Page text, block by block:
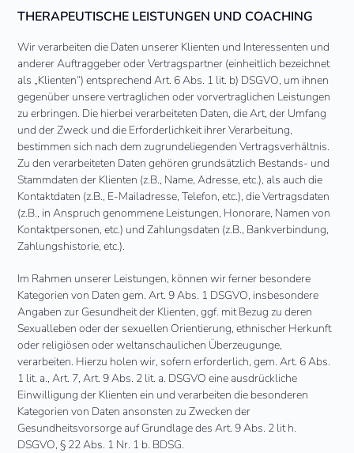
THERAPEUTISCHE LEISTUNGEN UND COACHING
Wir verarbeiten die Daten unserer Klienten und Interessenten und
anderer Auftraggeber oder Vertragspartner (einheitlich bezeichnet
als „Klienten“) entsprechend Art. 6 Abs. 1 lit. b) DSGVO, um ihnen
gegenüber unsere vertraglichen oder vorvertraglichen Leistungen
zu erbringen. Die hierbei verarbeiteten Daten, die Art, der Umfang
und der Zweck und die Erforderlichkeit ihrer Verarbeitung,
bestimmen sich nach dem zugrundeliegenden Vertragsverhältnis.
Zu den verarbeiteten Daten gehören grundsätzlich Bestands- und
Stammdaten der Klienten (z.B., Name, Adresse, etc.), als auch die
Kontaktdaten (z.B., E-Mailadresse, Telefon, etc.), die Vertragsdaten
(z.B., in Anspruch genommene Leistungen, Honorare, Namen von
Kontaktpersonen, etc.) und Zahlungsdaten (z.B., Bankverbindung,
Zahlungshistorie, etc.).
Im Rahmen unserer Leistungen, können wir ferner besondere
Kategorien von Daten gem. Art. 9 Abs. 1 DSGVO, insbesondere
Angaben zur Gesundheit der Klienten, ggf. mit Bezug zu deren
Sexualleben oder der sexuellen Orientierung, ethnischer Herkunft
oder religiösen oder weltanschaulichen Überzeugunge,
verarbeiten. Hierzu holen wir, sofern erforderlich, gem. Art. 6 Abs.
1 lit. a., Art. 7, Art. 9 Abs. 2 lit. a. DSGVO eine ausdrückliche
Einwilligung der Klienten ein und verarbeiten die besonderen
Kategorien von Daten ansonsten zu Zwecken der
Gesundheitsvorsorge auf Grundlage des Art. 9 Abs. 2 lit h.
DSGVO, § 22 Abs. 1 Nr. 1 b. BDSG.